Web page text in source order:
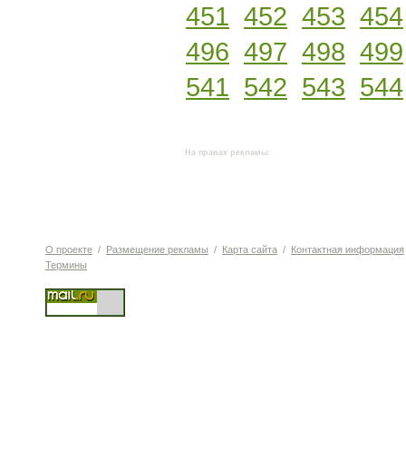
451 452 453 454
496 497 498 499
541 542 543 544
На правах рекламы:
О проекте / Размещение рекламы / Карта сайта / Контактная информация
Термины